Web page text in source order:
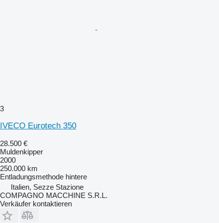
3
IVECO Eurotech 350
28.500 €
Muldenkipper
2000
250.000 km
Entladungsmethode hintere
Italien, Sezze Stazione
COMPAGNO MACCHINE S.R.L.
Verkäufer kontaktieren